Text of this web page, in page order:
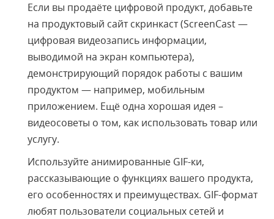
Если вы продаёте цифровой продукт, добавьте
на продуктовый сайт скринкаст (ScreenCast —
цифровая видеозапись информации,
выводимой на экран компьютера),
демонстрирующий порядок работы с вашим
продуктом — например, мобильным
приложением. Ещё одна хорошая идея –
видеосоветы о том, как использовать товар или
услугу.
Используйте анимированные GIF-ки,
рассказывающие о функциях вашего продукта,
его особенностях и преимуществах. GIF-формат
любят пользователи социальных сетей и